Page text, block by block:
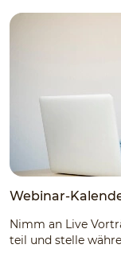
Webinar-
Nimm an Live
teil und stelle